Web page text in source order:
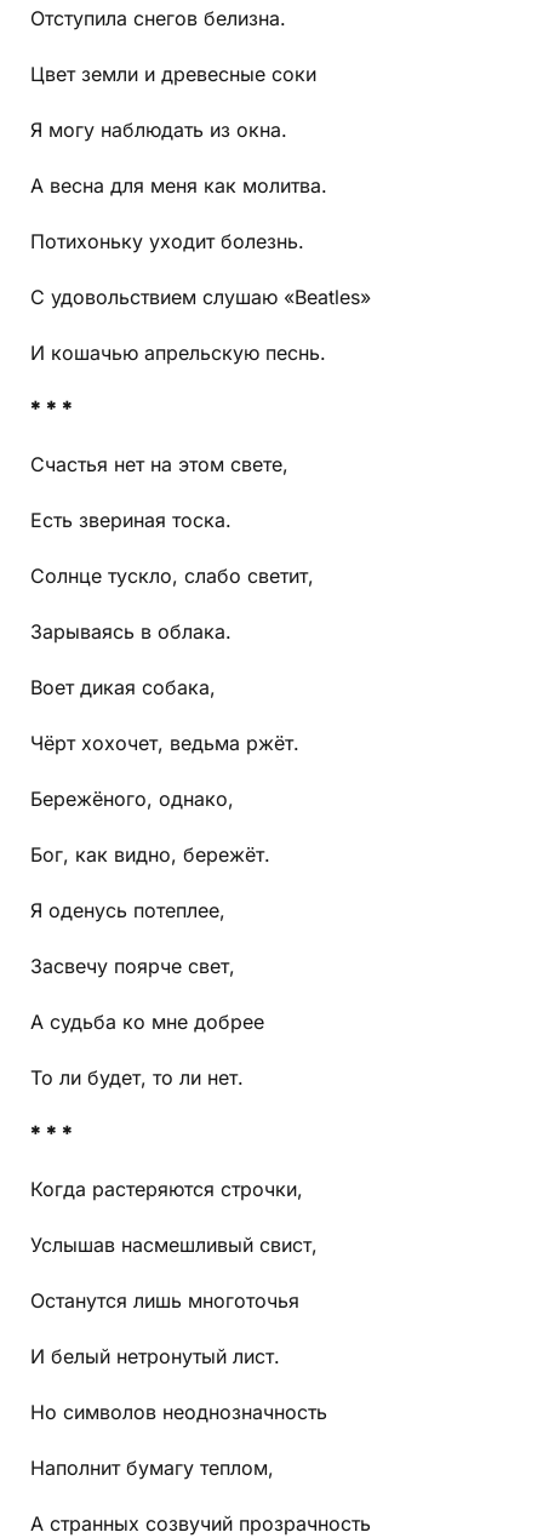
Отступила снегов белизна.
Цвет земли и древесные соки
Я могу наблюдать из окна.
А весна для меня как молитва.
Потихоньку уходит болезнь.
С удовольствием слушаю «Beatles»
И кошачью апрельскую песнь.
* * *
Счастья нет на этом свете,
Есть звериная тоска.
Солнце тускло, слабо светит,
Зарываясь в облака.
Воет дикая собака,
Чёрт хохочет, ведьма ржёт.
Бережёного, однако,
Бог, как видно, бережёт.
Я оденусь потеплее,
Засвечу поярче свет,
А судьба ко мне добрее
То ли будет, то ли нет.
* * *
Когда растеряются строчки,
Услышав насмешливый свист,
Останутся лишь многоточья
И белый нетронутый лист.
Но символов неоднозначность
Наполнит бумагу теплом,
А странных созвучий прозрачность